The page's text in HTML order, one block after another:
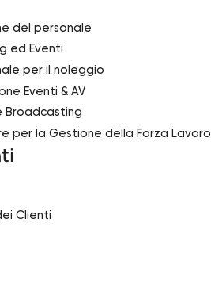
del personale
ed Eventi
per il noleggio
Eventi & AV
Broadcasting
per la Gestione della Forza Lavoro
Clienti